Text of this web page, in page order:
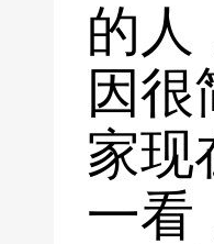
的人
因
家现
一看